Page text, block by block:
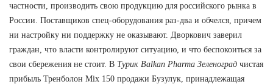
частности, производить свою продукцию для российского рынка в
России. Поставщиков спец-оборудования раз-два и обчелся, причем
ни настройку ни поддержку не оказывают. Дворкович заверил
граждан, что власти контролируют ситуацию, и что беспокоиться за
свои сбережения не стоит. В Турик Balkan Pharma Зеленоград чистая
прибыль Тренболон Mix 150 продажи Бузулук, принадлежащая